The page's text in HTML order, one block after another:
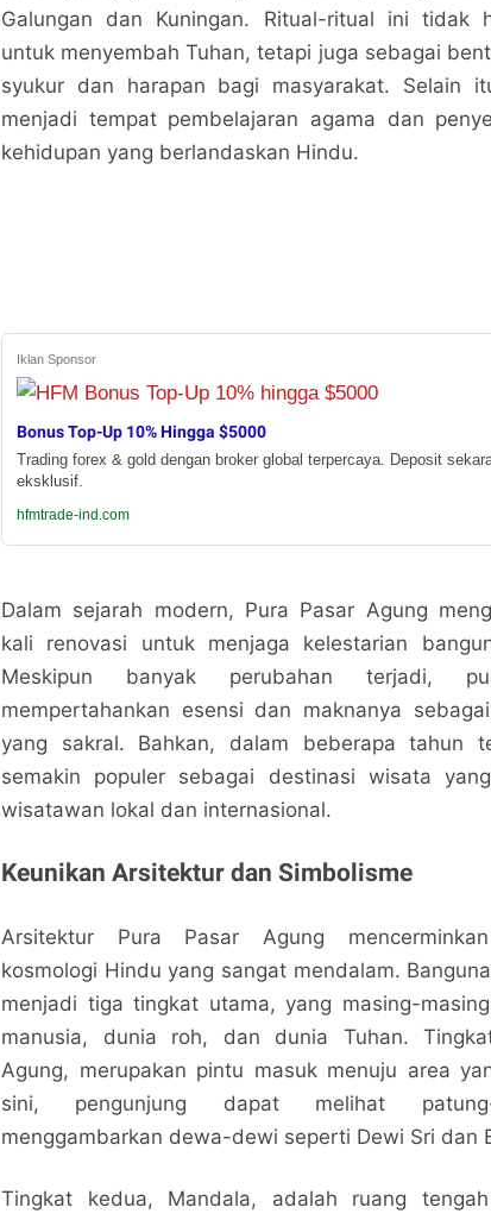
Galungan dan Kuningan. Ritual-ritual ini tidak
untuk menyembah Tuhan, tetapi juga sebagai
syukur dan harapan bagi masyarakat. Selain
menjadi tempat pembelajaran agama dan
kehidupan yang berlandaskan Hindu.
Iklan Sponsor
Bonus Top-Up 10% Hingga $5000
Trading forex & gold dengan broker global terpercaya. Deposit
eksklusif.
hfmtrade-ind.com
Dalam sejarah modern, Pura Pasar Agung
kali renovasi untuk menjaga kelestarian
Meskipun banyak perubahan terjadi,
mempertahankan esensi dan maknanya
yang sakral. Bahkan, dalam beberapa tahun
semakin populer sebagai destinasi wisata
wisatawan lokal dan internasional.
Keunikan Arsitektur dan Simbolisme
Arsitektur Pura Pasar Agung
kosmologi Hindu yang sangat mendalam.
menjadi tiga tingkat utama, yang masing-
manusia, dunia roh, dan dunia Tuhan.
Agung, merupakan pintu masuk menuju area
sini, pengunjung dapat melihat
menggambarkan dewa-dewi seperti Dewi Sri dan
Tingkat kedua, Mandala, adalah ruang